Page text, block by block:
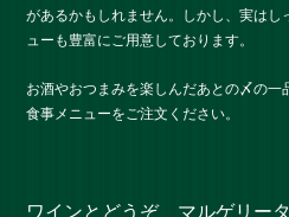
があるかもしれません。しかし、実はし
ューも豊富にご用意しております。
お酒やおつまみを楽しんだあとの〆の
食事メニューをご注文ください。
ワインとどうぞマルゲリータ